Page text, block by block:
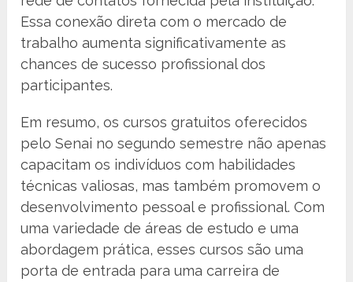
Essa conexão direta com o mercado de
trabalho aumenta significativamente as
chances de sucesso profissional dos
participantes.
Em resumo, os cursos gratuitos oferecidos
pelo Senai no segundo semestre não apenas
capacitam os indivíduos com habilidades
técnicas valiosas, mas também promovem o
desenvolvimento pessoal e profissional. Com
uma variedade de áreas de estudo e uma
abordagem prática, esses cursos são uma
porta de entrada para uma carreira de